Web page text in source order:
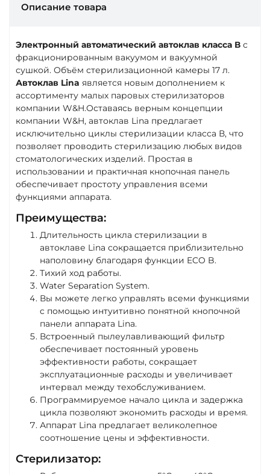
Описание товара
Электронный автоматический автоклав класса В с
фракционированным вакуумом и вакуумной
сушкой. Объём стерилизационной камеры 17 л.
Автоклав Lina является новым дополнением к
ассортименту малых паровых стерилизаторов
компании W&H.Оставаясь верным концепции
компании W&H, автоклав Lina предлагает
исключительно циклы стерилизации класса В, что
позволяет проводить стерилизацию любых видов
стоматологических изделий. Простая в
использовании и практичная кнопочная панель
обеспечивает простоту управления всеми
функциями аппарата.
Преимущества:
Длительность цикла стерилизации в
автоклаве Lina сокращается приблизительно
наполовину благодаря функции ECO B.
Тихий ход работы.
Water Separation System.
Вы можете легко управлять всеми функциями
c помощью интуитивно понятной кнопочной
панели аппарата Lina.
Встроенный пылеулавливающий фильтр
обеспечивает постоянный уровень
эффективности работы, сокращает
эксплуатационные расходы и увеличивает
интервал между техобслуживанием.
Программируемое начало цикла и задержка
цикла позволяют экономить расходы и время.
Аппарат Lina предлагает великолепное
соотношение цены и эффективности.
Стерилизатор: